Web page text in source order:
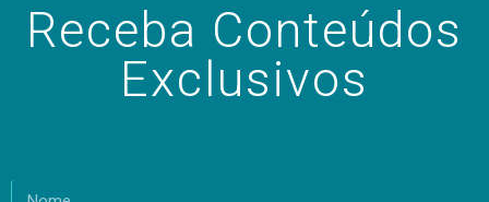
Receba Conteúdos
Exclusivos